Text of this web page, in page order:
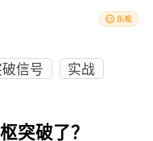
信号
实战
突破了？